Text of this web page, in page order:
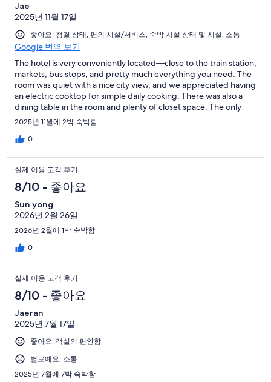
Jae
2025년 11월 17일
좋아요: 청결 상태, 편의 시설/서비스, 숙박 시설 상태 및 시설, 소통
Google 번역 보기
The hotel is very conveniently located—close to the train station,
markets, bus stops, and pretty much everything you need. The
room was quiet with a nice city view, and we appreciated having
an electric cooktop for simple daily cooking. There was also a
dining table in the room and plenty of closet space. The only
thing I would like to see improved in the future is the fitness
equipment. The bench press is not useful and feels unsafe, so it
should be replaced with a proper one. Also, as a couple, we
kindly provided it upon request. Overall, it was a good
experience, and I will come back again on my next trip.
2025년 11월에 2박 숙박함
0
실제 이용 고객 후기
8/10 - 좋아요
Sun yong
2026년 2월 26일
2026년 2월에 1박 숙박함
0
실제 이용 고객 후기
8/10 - 좋아요
Jaeran
2025년 7월 17일
좋아요: 객실의 편안함
별로예요: 소통
2025년 7월에 7박 숙박함